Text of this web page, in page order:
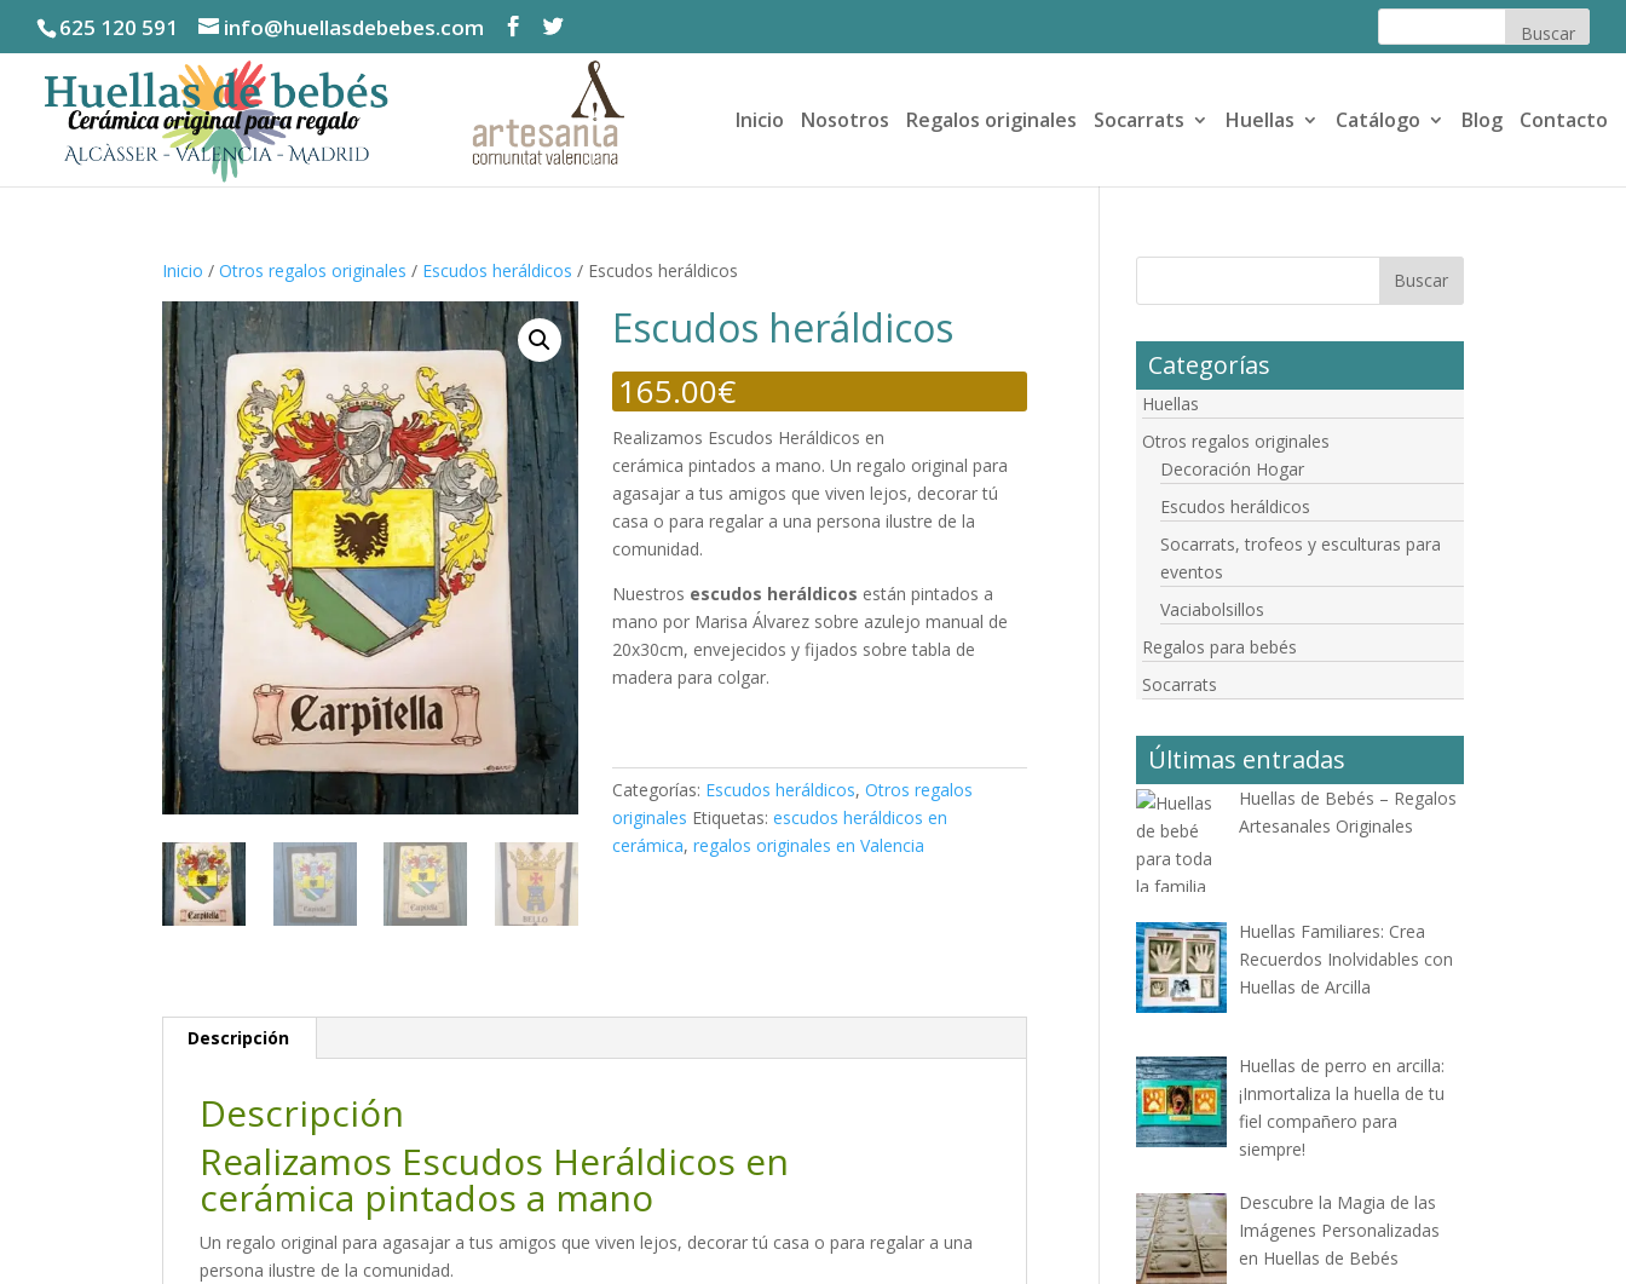
625 120 591 info@huellasdebebes.com
Inicio Nosotros Regalos originales Socarrats Huellas Catálogo Blog Contacto
Inicio /Otros regalos originales / Escudos heráldicos / Escudos heráldicos
Escudos heráldicos
165.00€
Realizamos Escudos Heráldicos en
cerámica pintados a mano. Un regalo original para
agasajar a tus amigos que viven lejos, decorar tú
casa o para regalar a una persona ilustre de la
comunidad.
Nuestros escudos heráldicos están pintados a
mano por Marisa Álvarez sobre azulejo manual de
20x30cm, envejecidos y fijados sobre tabla de
madera para colgar.
Categorías: Escudos heráldicos,Otros regalos
originales Etiquetas:escudos heráldicos en
cerámica,regalos originales en Valencia
Descripción
Descripción
Realizamos Escudos Heráldicos en
cerámica pintados a mano
Un regalo original para agasajar a tus amigos que viven lejos, decorar tú casa o para regalar a una
persona ilustre de la comunidad.
Categorías
Huellas
Otros regalos originales
Decoración Hogar
Escudos heráldicos
Socarrats, trofeos y esculturas para
eventos
Vaciabolsillos
Regalos para bebés
Socarrats
Últimas entradas
Huellas de Bebés – Regalos
Artesanales Originales
Huellas Familiares: Crea
Recuerdos Inolvidables con
Huellas de Arcilla
Huellas de perro en arcilla:
¡Inmortaliza la huella de tu
fiel compañero para
siempre!
Descubre la Magia de las
Imágenes Personalizadas
en Huellas de Bebés